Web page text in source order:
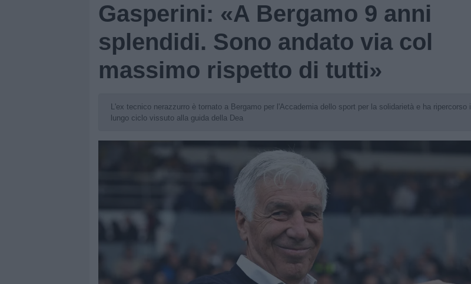
Gasperini: «A Bergamo 9 anni
splendidi. Sono andato via col
massimo rispetto di tutti»
L'ex tecnico nerazzurro è tornato a Bergamo per l'Accademia dello sport per la solidarietà e ha ripercorso il
lungo ciclo vissuto alla guida della Dea